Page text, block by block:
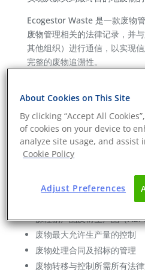
Ecogestor Waste 是一款废物
废物管理相关的法律记录，并
其他组织）进行通信，以实现
完整的废物追溯性。
性以获得零废物认证的数字工具
Ecogestor 废弃物管
Ecogestor Waste 由一支专业
团队将协助您完成初始软件配
Ecogestor废弃物管理
废物识别与特性描述表，包
源性副产品及衍生产品（
废物最大允许生产量的控制
废物处理合同及招标的管理
废物转移与控制所需所有法
About Cookies on This Site
By clicking “Accept All
of cookies on your device to
analyze site usage, and assist
Cookie Policy
Adjust Preferences